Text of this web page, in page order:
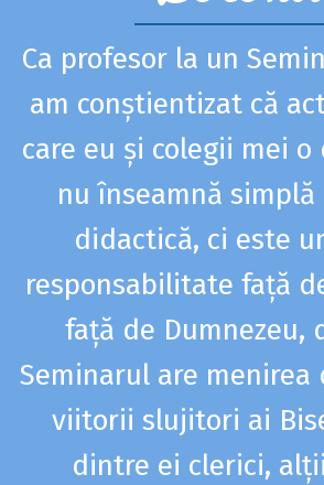
Ca profesor la un
am conștientizat că
care eu și colegii mei o
nu înseamnă
didactică, ci este
responsabilitate față
față de Dumnezeu,
Seminarul are menirea
viitorii slujitori ai
dintre ei clerici,